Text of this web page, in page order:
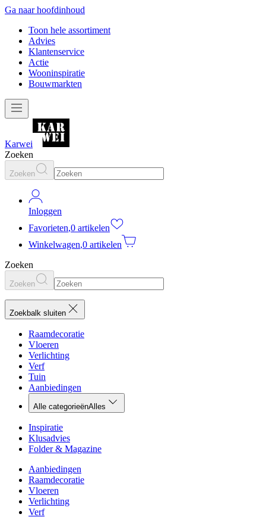
Ga naar hoofdinhoud
Toon hele assortiment
Advies
Klantenservice
Actie
Wooninspiratie
Bouwmarkten
Karwei
Zoeken
Zoeken
Inloggen
Favorieten,0 artikelen
Winkelwagen,0 artikelen
Zoeken
Zoeken
Zoekbalk sluiten
Raamdecoratie
Vloeren
Verlichting
Verf
Tuin
Aanbiedingen
Alle categorieënAlles
Inspiratie
Klusadvies
Folder & Magazine
Aanbiedingen
Raamdecoratie
Vloeren
Verlichting
Verf